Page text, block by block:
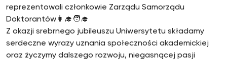
reprezentowali członkowie Zarządu Samorządu
Doktorantów👩‍🎓🧑‍🎓
Z okazji srebrnego jubileuszu Uniwersytetu składamy
serdeczne wyrazy uznania społeczności akademickiej
oraz życzymy dalszego rozwoju, niegasnącej pasji